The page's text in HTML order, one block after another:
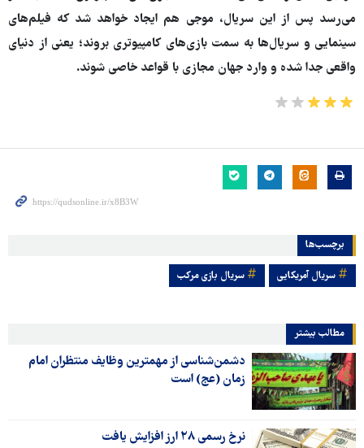
می‌رسد پس از این سریال، موجی هم ایجاد خواهد شد که فیلم‌های
سینمایی و سریال‌ها به سمت بازی‌های کامپیوتری بروند؛ یعنی از دنیای
واقعی جدا شده و وارد جهان مجازی با قواعد خاصی شوند.
برچسب‌ها
سریال آمریکایی سریال بازی مرکب
مطالب بیشتر
دشمن‌شناسی از مهمترین وظایف منتظران امام
زمان (عج) است
​​​​​​نرخ رسمی ۲۸ ارز افزایش یافت